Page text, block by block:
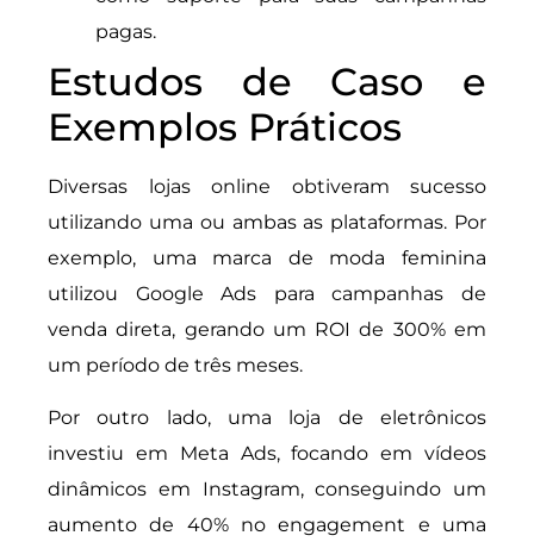
pagas.
Estudos de Caso e
Exemplos Práticos
Diversas lojas online obtiveram sucesso
utilizando uma ou ambas as plataformas. Por
exemplo, uma marca de moda feminina
utilizou Google Ads para campanhas de
venda direta, gerando um ROI de 300% em
um período de três meses.
Por outro lado, uma loja de eletrônicos
investiu em Meta Ads, focando em vídeos
dinâmicos em Instagram, conseguindo um
aumento de 40% no engagement e uma